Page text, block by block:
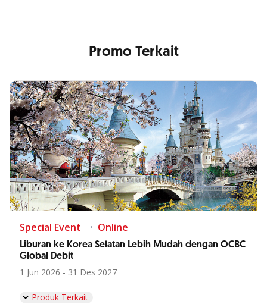
Promo Terkait
Special Event Online
Liburan ke Korea Selatan Lebih Mudah dengan OCBC
Global Debit
1 Jun 2026 - 31 Des 2027
Produk Terkait